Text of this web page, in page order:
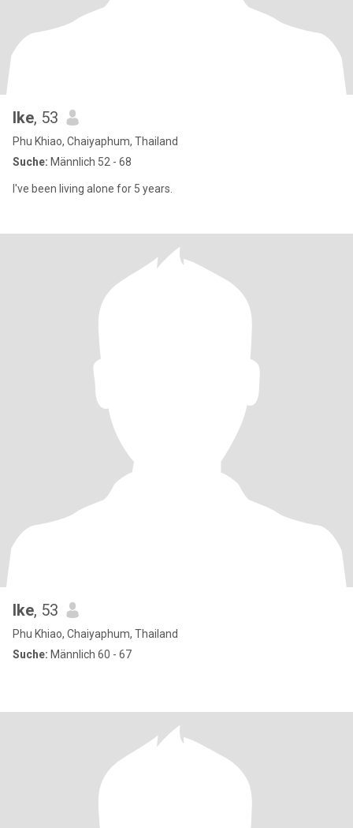
Ike, 53
Phu Khiao, Chaiyaphum, Thailand
Suche: Männlich 52 - 68
I've been living alone for 5 years.
Ike, 53
Phu Khiao, Chaiyaphum, Thailand
Suche: Männlich 60 - 67